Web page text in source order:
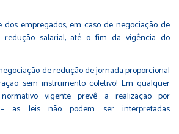
dos empregados, em caso de negociação de
salarial, até o fim da vigência do
de redução de jornada proporcional
sem instrumento coletivo! Em qualquer
vigente prevê a realização por
– as leis não podem ser interpretadas